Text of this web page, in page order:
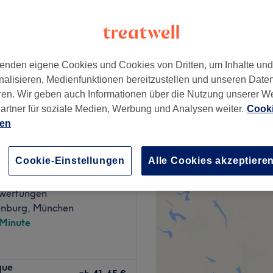
Minute und Nebenzeiten
ab 56 €
Spare bis zu 30%
Beauty Center
München
eigene Cookies und Cookies von Dritten, um Inhalte
Medienfunktionen bereitzustellen und unseren
Wir geben auch Informationen über die Nutzung unserer
für soziale Medien, Werbung und Analysen weiter.
Cookie-Einstellungen Alle Cookies akzeptieren